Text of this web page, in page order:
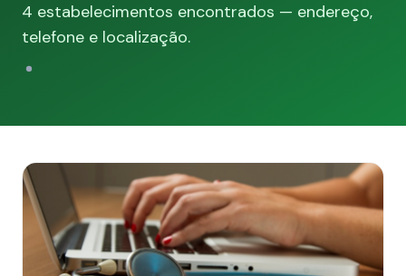
4 estabelecimentos encontrados — endereço,
telefone e localização.